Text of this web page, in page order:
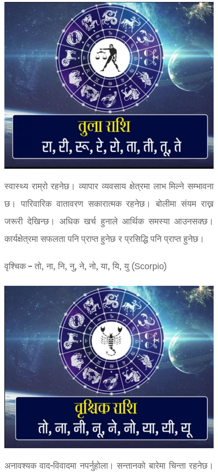
स्वास्थ्य राम्रो रहनेछ। व्यापार व्यवसाय क्षेत्रमा लाभ मिल्ने सम्भावना
छ। पारिवारिक वातावरण सकारात्मक रहनेछ। बोलीमा संयम राख्न
जरूरी देखिन्छ। अधिक खर्च हुनाले आर्थिक समस्या आउनसक्छ।
कार्यक्षेत्रमा सफलता पनि प्राप्त हुनेछ र प्रसिद्धि पनि प्राप्त हुनेछ।
वृश्चिक – तो, ना, नि, नु, ने, नो, या, यि, यु (Scorpio)
अनावश्यक वाद-विवादमा नपर्नुहोला। सन्तानको बारेमा चिन्ता रहनेछ।